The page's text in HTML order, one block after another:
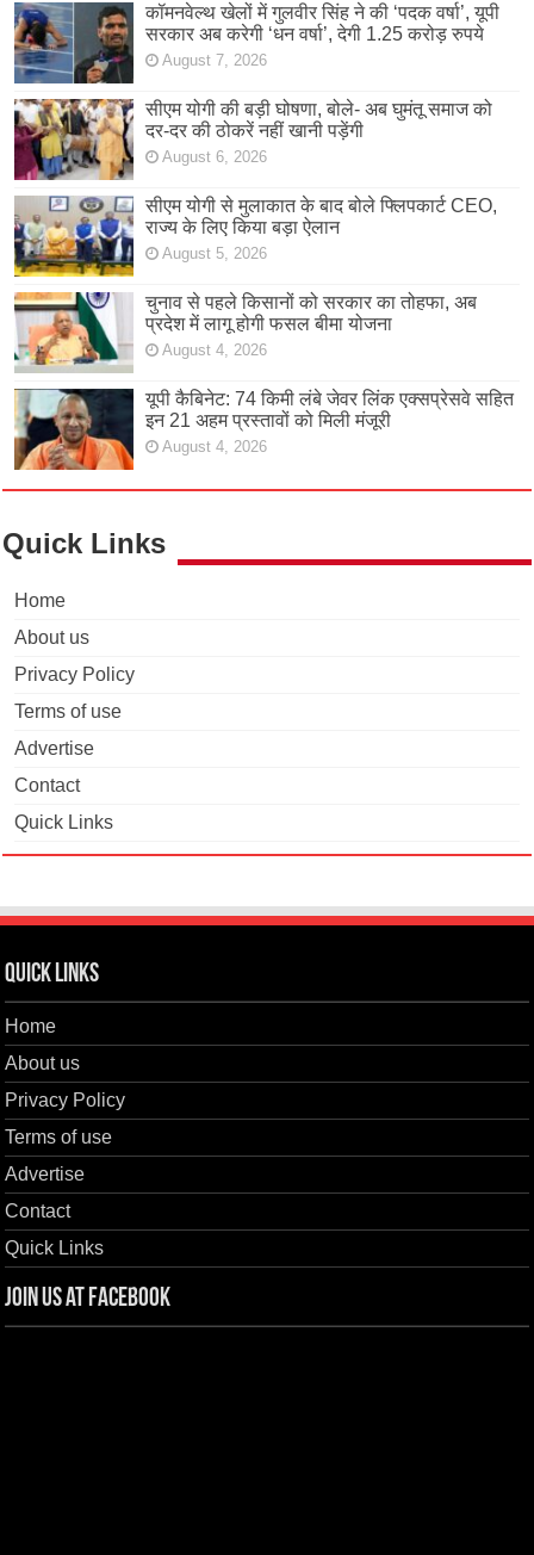
कॉमनवेल्थ खेलों में गुलवीर सिंह ने की ‘पदक वर्षा’, यूपी
सरकार अब करेगी ‘धन वर्षा’, देगी 1.25 करोड़ रुपये
August 7, 2026
सीएम योगी की बड़ी घोषणा, बोले- अब घुमंतू समाज को
दर-दर की ठोकरें नहीं खानी पड़ेंगी
August 6, 2026
सीएम योगी से मुलाकात के बाद बोले फ्लिपकार्ट CEO,
राज्य के लिए किया बड़ा ऐलान
August 5, 2026
चुनाव से पहले किसानों को सरकार का तोहफा, अब
प्रदेश में लागू होगी फसल बीमा योजना
August 4, 2026
यूपी कैबिनेट: 74 किमी लंबे जेवर लिंक एक्सप्रेसवे सहित
इन 21 अहम प्रस्तावों को मिली मंजूरी
August 4, 2026
Quick Links
Home
About us
Privacy Policy
Terms of use
Advertise
Contact
Quick Links
Quick Links
Home
About us
Privacy Policy
Terms of use
Advertise
Contact
Quick Links
Join us at Facebook